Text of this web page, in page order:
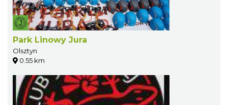
Park Linowy Jura
Olsztyn
0.55 km